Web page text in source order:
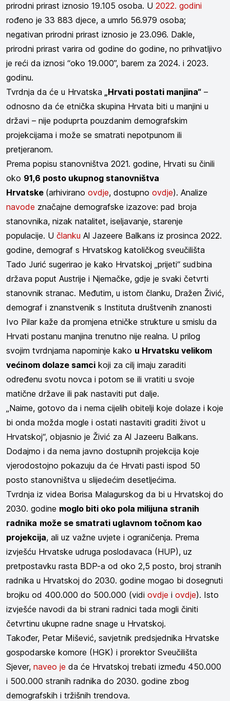
prirodni prirast iznosio 19.105 osoba. U 2022. godini
rođeno je 33 883 djece, a umrlo 56.979 osoba;
negativan prirodni prirast iznosio je 23.096. Dakle,
prirodni prirast varira od godine do godine, no prihvatljivo
je reći da iznosi “oko 19.000”, barem za 2024. i 2023.
godinu.
Tvrdnja da će u Hrvatska „Hrvati postati manjina“ –
odnosno da će etnička skupina Hrvata biti u manjini u
državi – nije poduprta pouzdanim demografskim
projekcijama i može se smatrati nepotpunom ili
pretjeranom.
Prema popisu stanovništva 2021. godine, Hrvati su činili
oko 91,6 posto ukupnog stanovništva
Hrvatske (arhivirano ovdje, dostupno ovdje). Analize
navode značajne demografske izazove: pad broja
stanovnika, nizak natalitet, iseljavanje, starenje
populacije. U članku Al Jazeere Balkans iz prosinca 2022.
godine, demograf s Hrvatskog katoličkog sveučilišta
Tado Jurić sugerirao je kako Hrvatskoj „prijeti“ sudbina
država poput Austrije i Njemačke, gdje je svaki četvrti
stanovnik stranac. Međutim, u istom članku, Dražen Živić,
demograf i znanstvenik s Instituta društvenih znanosti
Ivo Pilar kaže da promjena etničke strukture u smislu da
Hrvati postanu manjina trenutno nije realna. U prilog
svojim tvrdnjama napominje kako u Hrvatsku velikom
većinom dolaze samci koji za cilj imaju zaraditi
određenu svotu novca i potom se ili vratiti u svoje
matične države ili pak nastaviti put dalje.
„Naime, gotovo da i nema cijelih obitelji koje dolaze i koje
bi onda možda mogle i ostati nastaviti graditi život u
Hrvatskoj“, objasnio je Živić za Al Jazeeru Balkans.
Dodajmo i da nema javno dostupnih projekcija koje
vjerodostojno pokazuju da će Hrvati pasti ispod 50
posto stanovništva u slijedećim desetljećima.
Tvrdnja iz videa Borisa Malagurskog da bi u Hrvatskoj do
2030. godine moglo biti oko pola milijuna stranih
radnika može se smatrati uglavnom točnom kao
projekcija, ali uz važne uvjete i ograničenja. Prema
izvješću Hrvatske udruga poslodavaca (HUP), uz
pretpostavku rasta BDP-a od oko 2,5 posto, broj stranih
radnika u Hrvatskoj do 2030. godine mogao bi dosegnuti
brojku od 400.000 do 500.000 (vidi ovdje i ovdje). Isto
izvješće navodi da bi strani radnici tada mogli činiti
četvrtinu ukupne radne snage u Hrvatskoj.
Također, Petar Mišević, savjetnik predsjednika Hrvatske
gospodarske komore (HGK) i prorektor Sveučilišta
Sjever, naveo je da će Hrvatskoj trebati između 450.000
i 500.000 stranih radnika do 2030. godine zbog
demografskih i tržišnih trendova.